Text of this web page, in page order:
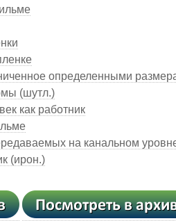
определенными
(шутл.)
как работник
на канальном
(ирон.)